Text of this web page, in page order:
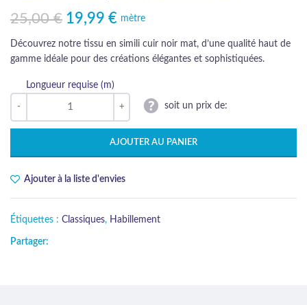
25,00€
Le prix initial était : 25,00 €.
19,99 €
Le prix actuel est : 19,99 €.mètre
Découvrez notre tissu en simili cuir noir mat, d’une qualité haut de
gamme idéale pour des créations élégantes et sophistiquées.
Longueur requise (m)
soit un prix de:
AJOUTER AU PANIER
Ajouter à la liste d'envies
Étiquettes : Classiques, Habillement
Partager: